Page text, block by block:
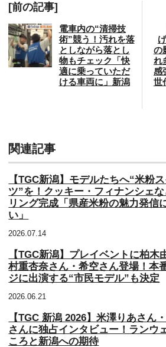
[前の記事]
電車内の“清掃技
術”競う！汚れを落
としながら落とし
物もチェック「快
適に乗っていただ
ける車両に」新潟
の
れ
感
世
関連記事
【TGC新潟】モデルたちへ“米粉
ツ”を！クッキー・フィナンシェ
リング完成「県産米粉の魅力発信
い」
2026.07.14
【TGC新潟】プレイベントに柏木
村重杏奈さん・希空さん登場！本
ジに出演する“市民モデル”も決定
2026.06.21
【TGC 新潟 2026】米澤りあさん
さんに独占インタビュー！ランウ
ころと新潟への期待